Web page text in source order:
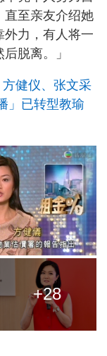
直至亲友介绍她
外力，有人将一
脱离。」
健仪、张文采
」已转型教瑜
+28